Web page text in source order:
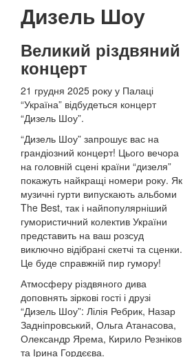
Дизель Шоу
Великий різдвяний
концерт
21 грудня 2025 року у Палаці
“Україна” відбудеться концерт
“Дизель Шоу”.
“Дизель Шоу” запрошує вас на
грандіозний концерт! Цього вечора
на головній сцені країни “дизеля”
покажуть найкращі номери року. Як
музичні гурти випускають альбоми
The Best, так і найпопулярніший
гумористичний колектив України
представить на ваш розсуд
виключно відібрані скетчі та сценки.
Це буде справжній пир гумору!
Атмосферу різдвяного дива
доповнять зіркові гості і друзі
“Дизель Шоу”: Лілія Ребрик, Назар
Задніпровський, Ольга Атанасова,
Олександр Ярема, Кирило Резніков
та Ірина Гордєєва.